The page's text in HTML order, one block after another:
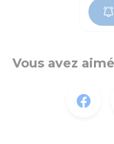
Vous avez